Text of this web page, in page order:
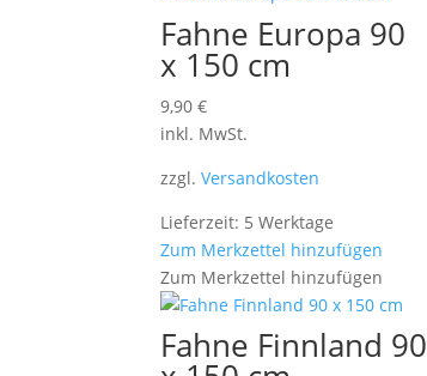
Fahne Europa 90
x 150 cm
9,90€
inkl. MwSt.
zzgl.Versandkosten
Lieferzeit: 5 Werktage
Zum Merkzettel hinzufügen
Zum Merkzettel hinzufügen
Fahne Finnland 90